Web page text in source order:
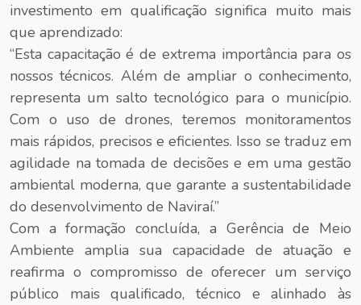
investimento em qualificação significa muito mais
que aprendizado:
“Esta capacitação é de extrema importância para os
nossos técnicos. Além de ampliar o conhecimento,
representa um salto tecnológico para o município.
Com o uso de drones, teremos monitoramentos
mais rápidos, precisos e eficientes. Isso se traduz em
agilidade na tomada de decisões e em uma gestão
ambiental moderna, que garante a sustentabilidade
do desenvolvimento de Naviraí.”
Com a formação concluída, a Gerência de Meio
Ambiente amplia sua capacidade de atuação e
reafirma o compromisso de oferecer um serviço
público mais qualificado, técnico e alinhado às